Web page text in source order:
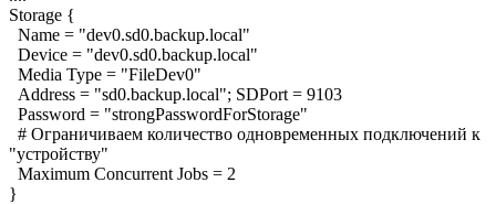
Storage {
Name = "dev0.sd0.backup.local"
Device = "dev0.sd0.backup.local"
Media Type = "FileDev0"
Address = "sd0.backup.local"; SDPort = 9103
Password = "strongPasswordForStorage"
# Ограничиваем количество одновременных подключений к
"устройству"
Maximum Concurrent Jobs = 2
}